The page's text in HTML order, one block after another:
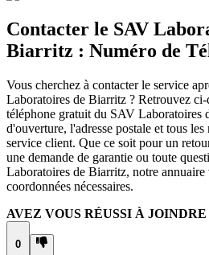
Contacter le SAV
Biarritz : Numéro de
Vous cherchez à contacter le service
Laboratoires de Biarritz ? Retrouvez ci-
téléphone gratuit du SAV Laboratoires
d'ouverture, l'adresse postale et tous
service client. Que ce soit pour un
une demande de garantie ou toute
Laboratoires de Biarritz, notre
coordonnées nécessaires.
AVEZ VOUS RÉUSSI À
0